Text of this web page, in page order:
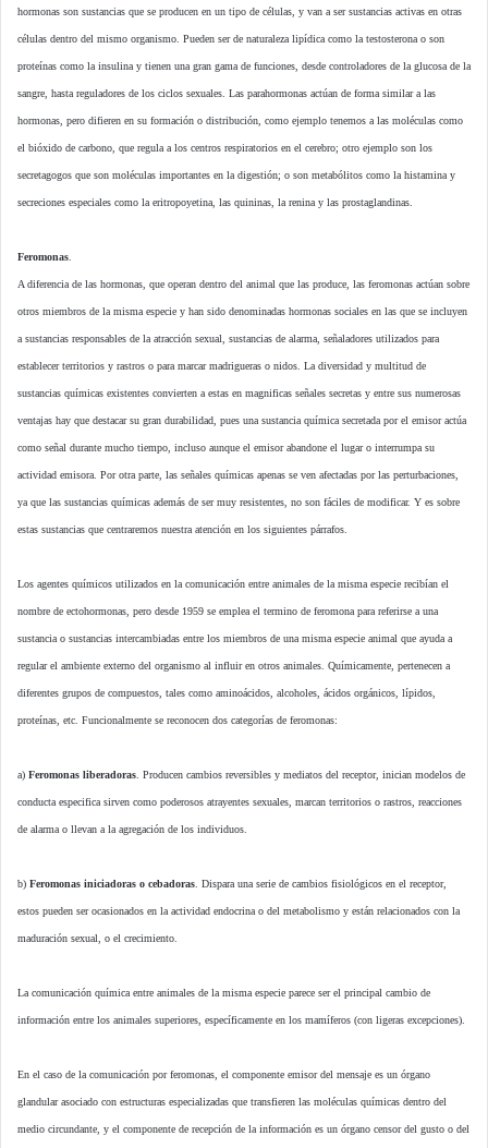
hormonas son sustancias que se producen en un tipo de células, y van a ser sustancias activas en otras
células dentro del mismo organismo. Pueden ser de naturaleza lipídica como la testosterona o son
proteínas como la insulina y tienen una gran gama de funciones, desde controladores de la glucosa de la
sangre, hasta reguladores de los ciclos sexuales. Las parahormonas actúan de forma similar a las
hormonas, pero difieren en su formación o distribución, como ejemplo tenemos a las moléculas como
el bióxido de carbono, que regula a los centros respiratorios en el cerebro; otro ejemplo son los
secretagogos que son moléculas importantes en la digestión; o son metabólitos como la histamina y
secreciones especiales como la eritropoyetina, las quininas, la renina y las prostaglandinas.
Feromonas
A diferencia de las hormonas, que operan dentro del animal que las produce, las feromonas actúan sobre
otros miembros de la misma especie y han sido denominadas hormonas sociales en las que se incluyen
a sustancias responsables de la atracción sexual, sustancias de alarma, señaladores utilizados para
establecer territorios y rastros o para marcar madrigueras o nidos. La diversidad y multitud de
sustancias químicas existentes convierten a estas en magnificas señales secretas y entre sus numerosas
ventajas hay que destacar su gran durabilidad, pues una sustancia química secretada por el emisor actúa
como señal durante mucho tiempo, incluso aunque el emisor abandone el lugar o interrumpa su
actividad emisora. Por otra parte, las señales químicas apenas se ven afectadas por las perturbaciones,
ya que las sustancias químicas además de ser muy resistentes, no son fáciles de modificar. Y es sobre
estas sustancias que centraremos nuestra atención en los siguientes párrafos.
Los agentes químicos utilizados en la comunicación entre animales de la misma especie recibían el
nombre de ectohormonas, pero desde 1959 se emplea el termino de feromona para referirse a una
sustancia o sustancias intercambiadas entre los miembros de una misma especie animal que ayuda a
regular el ambiente externo del organismo al influir en otros animales. Químicamente, pertenecen a
diferentes grupos de compuestos, tales como aminoácidos, alcoholes, ácidos orgánicos, lípidos,
proteínas, etc. Funcionalmente se reconocen dos categorías de feromonas:
a) Feromonas liberadoras . Producen cambios reversibles y mediatos del receptor, inician modelos de
conducta especifica sirven como poderosos atrayentes sexuales, marcan territorios o rastros, reacciones
de alarma o llevan a la agregación de los individuos.
b) Feromonas iniciadoras o cebadoras . Dispara una serie de cambios fisiológicos en el receptor,
estos pueden ser ocasionados en la actividad endocrina o del metabolismo y están relacionados con la
maduración sexual, o el crecimiento.
La comunicación química entre animales de la misma especie parece ser el principal cambio de
información entre los animales superiores, específicamente en los mamíferos (con ligeras excepciones).
En el caso de la comunicación por feromonas, el componente emisor del mensaje es un órgano
glandular asociado con estructuras especializadas que transfieren las moléculas químicas dentro del
medio circundante, y el componente de recepción de la información es un órgano censor del gusto o del